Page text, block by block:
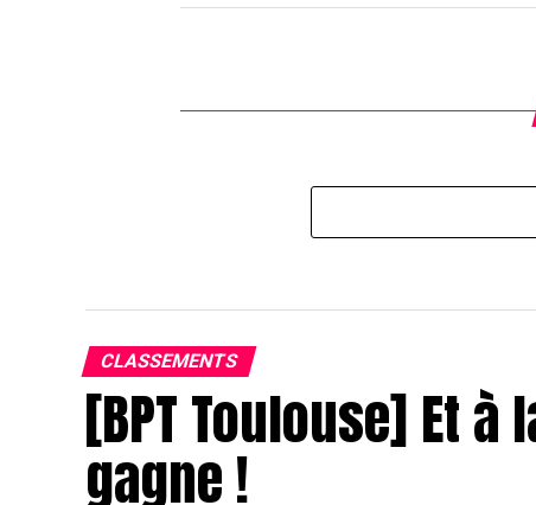
CLASSEMENTS
[BPT Toulouse] Et
gagne !